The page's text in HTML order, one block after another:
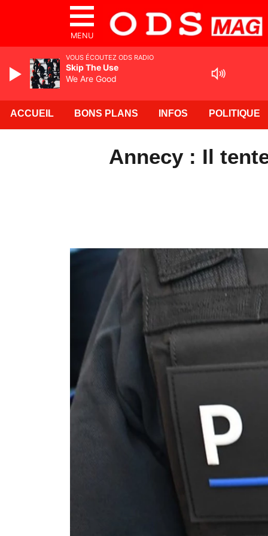
MENU
ACCUEIL BONS PLANS INFOS POLITIQUE
Annecy : Il
VOUS ÉCOUTEZ ODS RADIO
Skip The Use
We Are Good